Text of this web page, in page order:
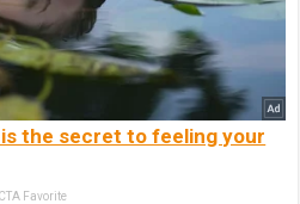
the secret to feeling your
CTA Favorite